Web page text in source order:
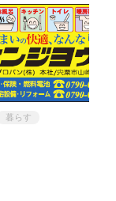
暮らす